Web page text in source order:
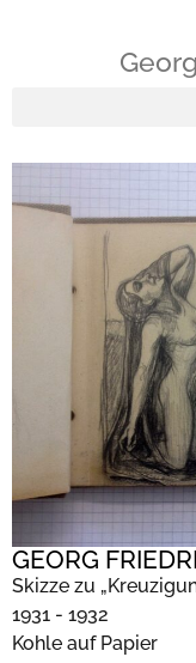
GEORG
Skizze zu
1931 - 1932
Kohle auf Papier